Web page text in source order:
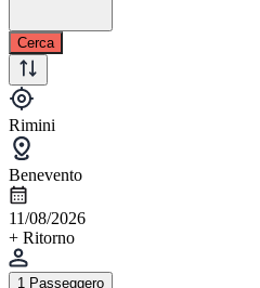
Cerca
Rimini
Benevento
11/08/2026
+ Ritorno
1 Passeggero